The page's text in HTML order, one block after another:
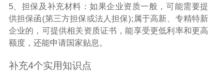
5、担保及补充材料：如果企业资质一般，可能需要提
供担保函(第三方担保或法人担保);属于高新、专精特新
企业的，可提供相关资质证书，能享受更低利率和更高
额度，还能申请国家贴息。
补充4个实用知识点